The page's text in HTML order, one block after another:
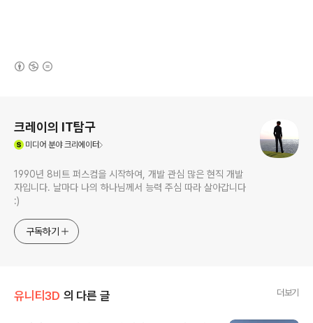
크레이의 IT탐구
미디어 분야 크리에이터
1990년 8비트 퍼스컴을 시작하여, 개발 관심 많은 현직 개발
자입니다. 날마다 나의 하나님께서 능력 주심 따라 살아갑니다
:)
구독하기
유니티3D 의 다른 글 더보기